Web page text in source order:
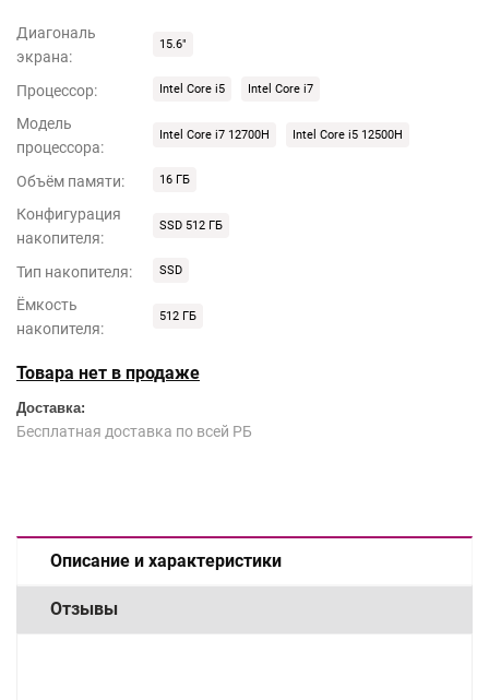
Диагональ
экрана:
15.6"
Процессор: Intel Core i5 Intel Core i7
Модель
процессора:
Intel Core i7 12700H Intel Core i5 12500H
Объём памяти: 16 ГБ
Конфигурация
накопителя:
SSD 512 ГБ
Тип накопителя: SSD
Ёмкость
накопителя:
512 ГБ
Товара нет в продаже
Доставка:
Бесплатная доставка по всей РБ
Описание и характеристики
Отзывы